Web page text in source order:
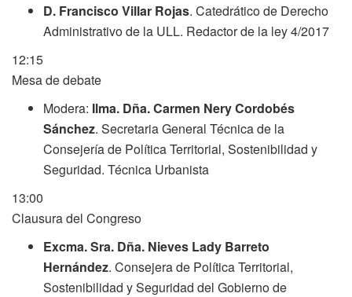
D. Francisco Villar Rojas. Catedrático de Derecho
Administrativo de la ULL. Redactor de la ley 4/2017
12:15
Mesa de debate
Modera: Ilma. Dña. Carmen Nery Cordobés
Sánchez. Secretaria General Técnica de la
Consejería de Política Territorial, Sostenibilidad y
Seguridad. Técnica Urbanista
13:00
Clausura del Congreso
Excma. Sra. Dña. Nieves Lady Barreto
Hernández. Consejera de Política Territorial,
Sostenibilidad y Seguridad del Gobierno de